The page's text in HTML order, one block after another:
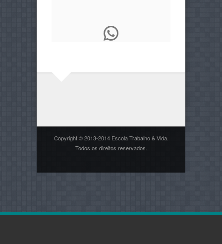
WhatsApp
Copyright © 2013-2014 Escola Trabalho & Vida.
Todos os direitos reservados.